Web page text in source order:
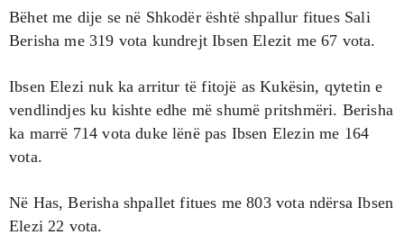
Bëhet me dije se në Shkodër është shpallur fitues Sali
Berisha me 319 vota kundrejt Ibsen Elezit me 67 vota.
Ibsen Elezi nuk ka arritur të fitojë as Kukësin, qytetin e
vendlindjes ku kishte edhe më shumë pritshmëri. Berisha
ka marrë 714 vota duke lënë pas Ibsen Elezin me 164
vota.
Në Has, Berisha shpallet fitues me 803 vota ndërsa Ibsen
Elezi 22 vota.